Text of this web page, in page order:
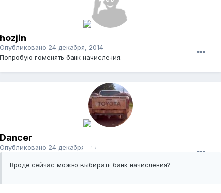
hozjin
Опубликовано 24 декабря, 2014
Попробую поменять банк начисления.
Dancer
Опубликовано 24 декабря, 2014
Вроде сейчас можно выбирать банк начисления?